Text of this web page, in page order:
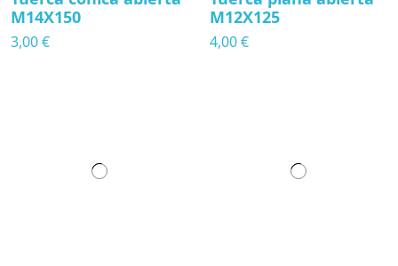
M14X150
3,00 €
M12X125
4,00 €